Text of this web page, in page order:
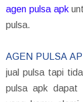
agen pulsa apk
pulsa.
AGEN PULSA
jual pulsa tapi
pulsa apk dapat